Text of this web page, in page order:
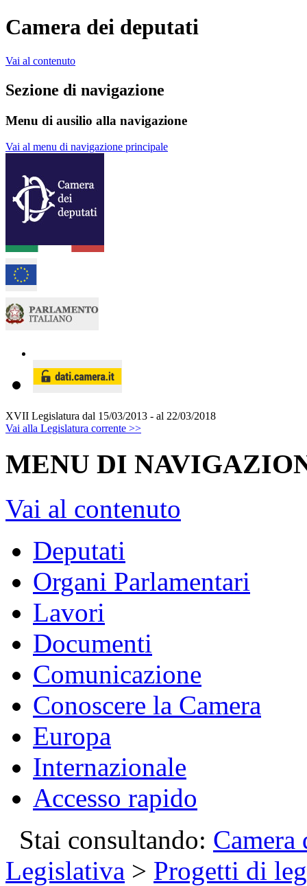
Camera dei deputati
Vai al contenuto
Sezione di navigazione
Menu di ausilio alla navigazione
Vai al menu di navigazione principale
XVII Legislatura dal 15/03/2013 - al 22/03/2018
Vai alla Legislatura corrente >>
MENU DI
Vai al contenuto
Deputati
Organi Parlamentari
Lavori
Documenti
Comunicazione
Conoscere la Camera
Europa
Internazionale
Accesso rapido
Stai consultando: Camera
Legislativa > Progetti di